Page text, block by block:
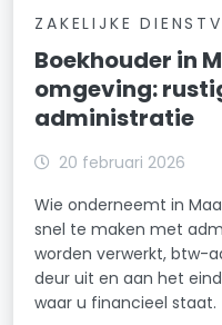
ZAKELIJKE
Boekhouder in
omgeving:
administratie
20 februari 2026
Wie onderneemt in
snel te maken met
worden verwerkt, btw-
deur uit en aan het
waar u financieel staat.